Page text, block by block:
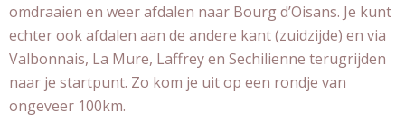
omdraaien en weer afdalen naar Bourg d’Oisans. Je kunt
echter ook afdalen aan de andere kant (zuidzijde) en via
Valbonnais, La Mure, Laffrey en Sechilienne terugrijden
naar je startpunt. Zo kom je uit op een rondje van
ongeveer 100km.